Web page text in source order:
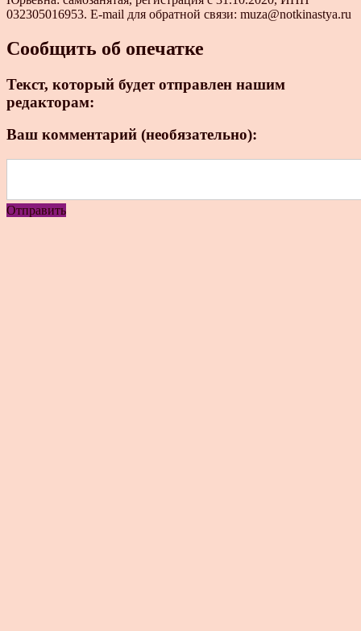
032305016953. E-mail для обратной связи: muza@notkinastya.ru
Сообщить об опечатке
Текст, который будет отправлен нашим
редакторам:
Ваш комментарий (необязательно):
Отправить